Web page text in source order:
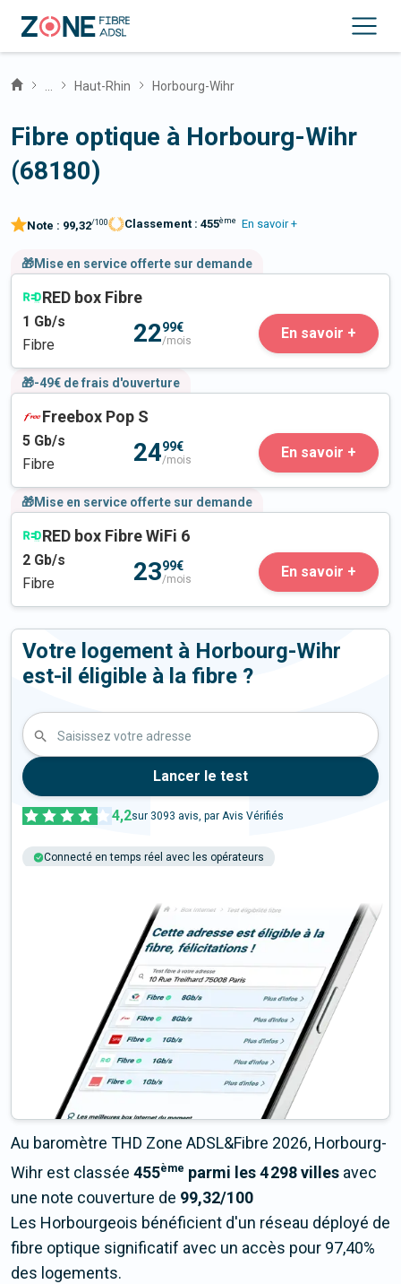
Haut-Rhin Horbourg-Wihr
Fibre optique à Horbourg-Wihr
(68180)
Note : 99,32/100 Classement : 455ème En savoir +
🎁Mise en service offerte sur demande
RED box Fibre
1 Gb/s
Fibre
2299€
/mois En savoir +
🎁-49€ de frais d'ouverture
Freebox Pop S
5 Gb/s
Fibre
2499€
/mois En savoir +
🎁Mise en service offerte sur demande
RED box Fibre WiFi 6
2 Gb/s
Fibre
2399€
/mois En savoir +
Votre logement à Horbourg-Wihr
est-il éligible à la fibre ?
Saisissez votre adresse
Lancer le test
4,2sur 3093 avis, par Avis Vérifiés
Connecté en temps réel avec les opérateurs
Au baromètre THD Zone ADSL&Fibre 2026, Horbourg-
Wihr est classée 455ème parmi les 4 298 villes avec
une note couverture de 99,32/100
Les Horbourgeois bénéficient d'un réseau déployé de
fibre optique significatif avec un accès pour 97,40%
des logements.